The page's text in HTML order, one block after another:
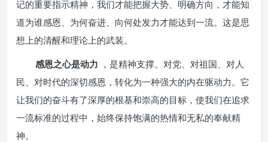
记的重要指示精神，我们才能把握大势、明确方向，才能知
道为谁感恩、为何奋进、向何处发力才能达到一流。这是思
想上的清醒和理论上的武装。
感恩之心是动力 ，是精神支撑。对党、对祖国、对人
民、对时代的深切感恩，转化为一种强大的内在驱动力。它
让我们的奋斗有了深厚的根基和崇高的目标，使我们在追求
一流标准的过程中，始终保持饱满的热情和无私的奉献精
神。